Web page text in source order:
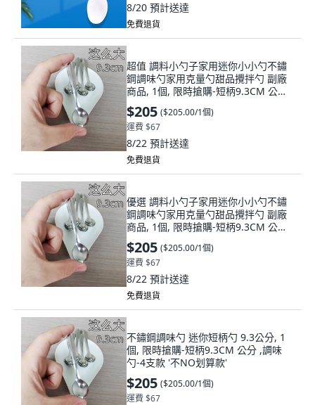
8/20 預計送達
免費退貨
超值 調料小勺子家用迷你小小勺不鏽
鋼調味勺家用克量勺甜品攪拌勺 副廠
商品, 1個, 限時搶購-短柄9.3CM 公分 ,
調味勺-4支款 '不NO划算款'
$205 ($205.00/1個)
運費 $67
8/22 預計送達
免費退貨
優選 調料小勺子家用迷你小小勺不鏽
鋼調味勺家用克量勺甜品攪拌勺 副廠
商品, 1個, 限時搶購-短柄9.3CM 公分 ,
調味勺-22支款 5A'超買款'
$205 ($205.00/1個)
運費 $67
8/22 預計送達
免費退貨
不鏽鋼調味勺 迷你短柄勺 9.3公分, 1
個, 限時搶購-短柄9.3CM 公分 ,調味
勺-4支款 '不NO划算款'
$205 ($205.00/1個)
運費 $67